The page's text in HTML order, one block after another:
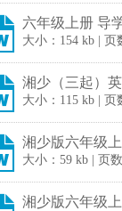
六年级上册 导
大小：154 kb |
湘少（三起）
大小：115 kb |
湘少版六年级
大小：59 kb | 页
湘少版六年级